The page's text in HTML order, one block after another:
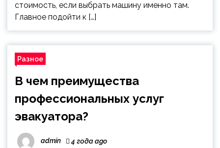
стоимость, если выбрать машину именно там.
Главное подойти к […]
Разное
В чем преимущества
профессиональных услуг
эвакуатора?
admin 4 года ago